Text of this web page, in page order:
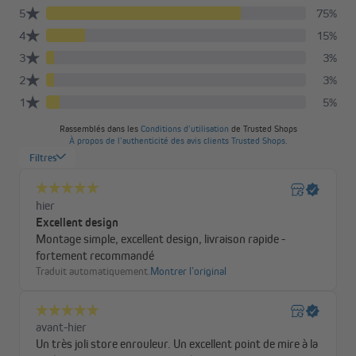
d'espèces, toutes différentes dans leur croissance. Le
bambou est utilisé comme aliment, matériau de
construction, matière première et ingrédient. Dans
différentes cultures, le bambou est un symbole de
longévité, d'amitié ou de pureté.